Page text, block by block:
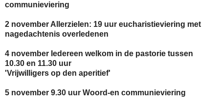
communieviering
2 november Allerzielen: 19 uur eucharistieviering met
nagedachtenis overledenen
4 november Iedereen welkom in de pastorie tussen
10.30 en 11.30 uur
'Vrijwilligers op den aperitief'
5 november 9.30 uur Woord-en communieviering